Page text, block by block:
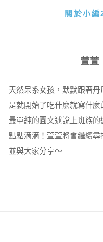
關於小編
萱萱
天然呆系女孩，默默跟著
是就開始了吃什麼就寫什
最單純的圖文述說上班族
點點滴滴！萱萱將會繼續
並與大家分享～